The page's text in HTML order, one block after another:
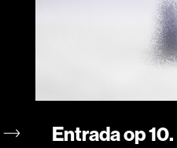
Entrada op 10